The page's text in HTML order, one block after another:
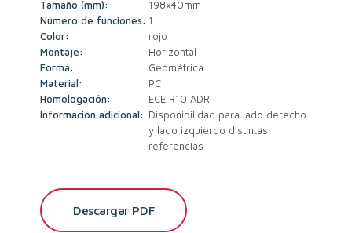
Tamaño (mm):
198x40mm
Número de funciones: 1
Color:
rojo
Montaje:
Horizontal
Forma:
Geométrica
Material:
PC
Homologación:
ECE R10 ADR
Información adicional: Disponibilidad para lado derecho
y lado izquierdo distintas
referencias
Descargar PDF